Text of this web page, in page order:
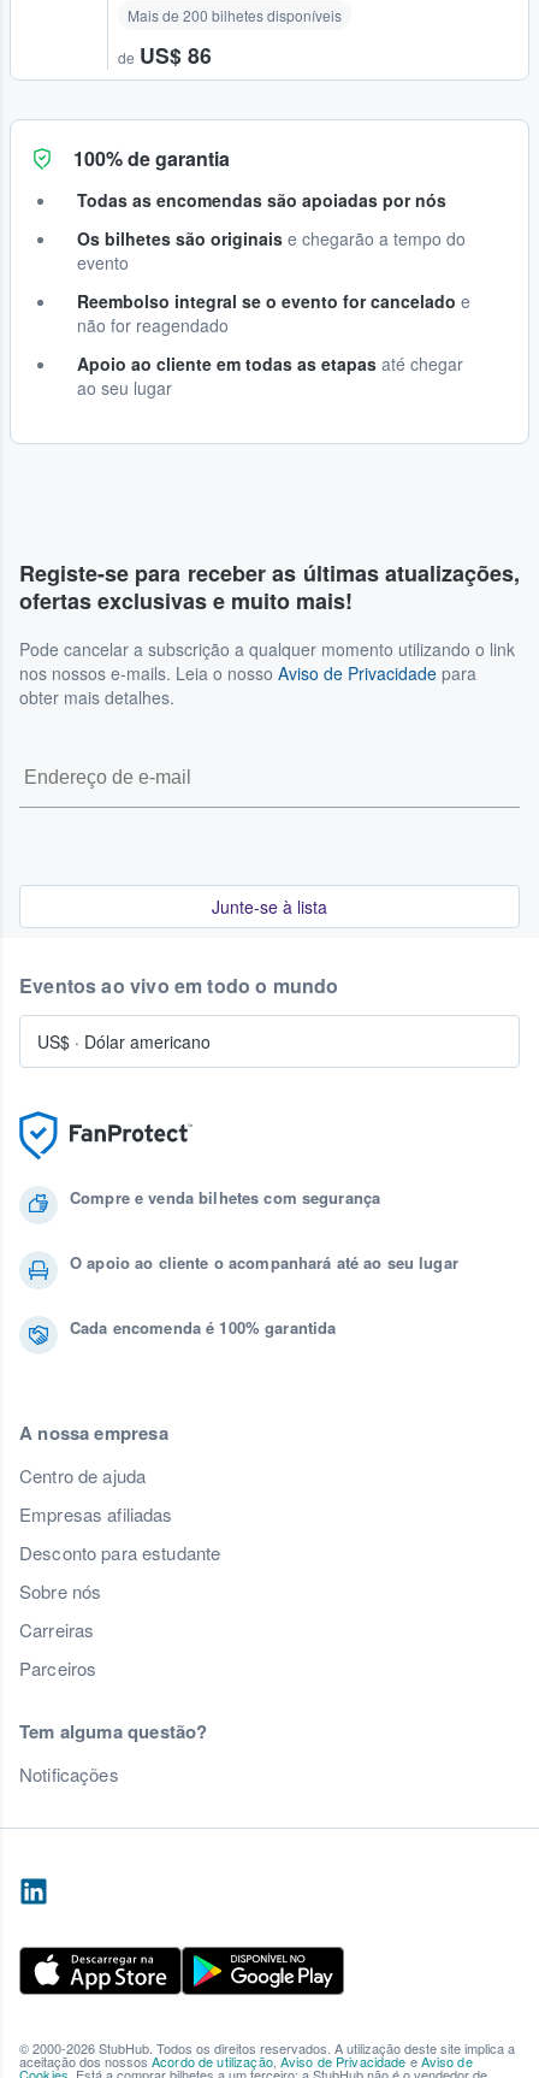
Mais de 200 bilhetes disponíveis
de US$ 86
100% de garantia
Todas as encomendas são apoiadas por nós
Os bilhetes são originais e chegarão a tempo do
evento
Reembolso integral se o evento for cancelado e
não for reagendado
Apoio ao cliente em todas as etapas até chegar
ao seu lugar
Registe-se para receber as últimas atualizações,
ofertas exclusivas e muito mais!
Pode cancelar a subscrição a qualquer momento utilizando o link
nos nossos e-mails. Leia o nosso Aviso de Privacidade para
obter mais detalhes.
Junte-se à lista
Compre e venda bilhetes com segurança
O apoio ao cliente o acompanhará até ao seu lugar
Cada encomenda é 100% garantida
A nossa empresa
Centro de ajuda
Empresas afiliadas
Desconto para estudante
Sobre nós
Carreiras
Parceiros
Tem alguma questão?
Notificações
Eventos ao vivo em todo o mundo
US$ · Dólar americano
© 2000-2026 StubHub. Todos os direitos reservados. A utilização deste site implica a
aceitação dos nossos Acordo de utilização, Aviso de Privacidade eAviso de